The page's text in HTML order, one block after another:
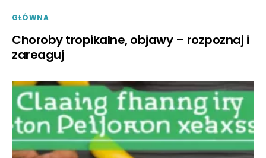
GŁÓWNA
Choroby tropikalne, objawy – rozpoznaj i
zareaguj